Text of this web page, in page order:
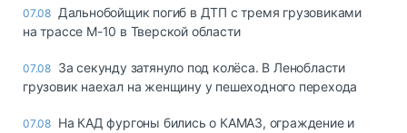
07.08 Дальнобойщик погиб в ДТП с тремя грузовиками
на трассе М-10 в Тверской области
07.08 За секунду затянуло под колёса. В Ленобласти
грузовик наехал на женщину у пешеходного перехода
07.08 На КАД фургоны бились о КАМАЗ, ограждение и